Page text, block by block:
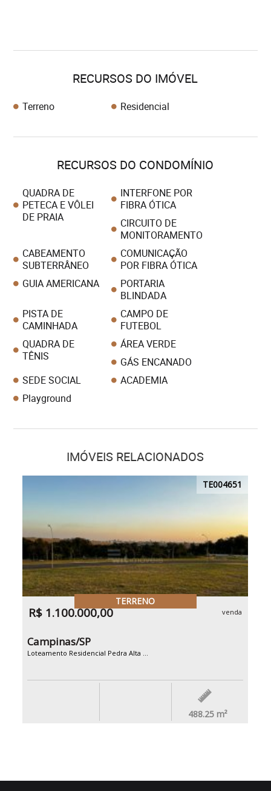
RECURSOS DO IMÓVEL
Terreno Residencial
RECURSOS DO CONDOMÍNIO
QUADRA DE
PETECA E VÔLEI
DE PRAIA
INTERFONE POR
FIBRA ÓTICA
CIRCUITO DE
MONITORAMENTO
CABEAMENTO
SUBTERRÂNEO
COMUNICAÇÃO
POR FIBRA ÓTICA
GUIA AMERICANA
PORTARIA
BLINDADA
PISTA DE
CAMINHADA
CAMPO DE
FUTEBOL
QUADRA DE
TÊNIS
ÁREA VERDE
GÁS ENCANADO
SEDE SOCIAL
ACADEMIA
Playground
IMÓVEIS RELACIONADOS
TE004651
TERRENO
R$ 1.100.000,00 venda
Campinas/SP
Loteamento Residencial Pedra Alta ...
488.25 m²